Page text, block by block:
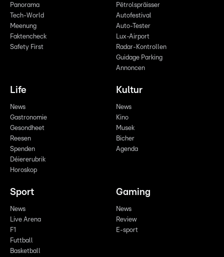
Panorama
Tech-World
Meenung
Faktencheck
Safety First
Pëtrolspräisser
Autofestival
Auto-Tester
Lux-Airport
Radar-Kontrollen
Guidage Parking
Annoncen
Life
News
Gastronomie
Gesondheet
Reesen
Spenden
Déiererubrik
Horoskop
Kultur
News
Kino
Musek
Bicher
Agenda
Sport
News
Live Arena
F1
Futtball
Basketball
Gaming
News
Review
E-sport